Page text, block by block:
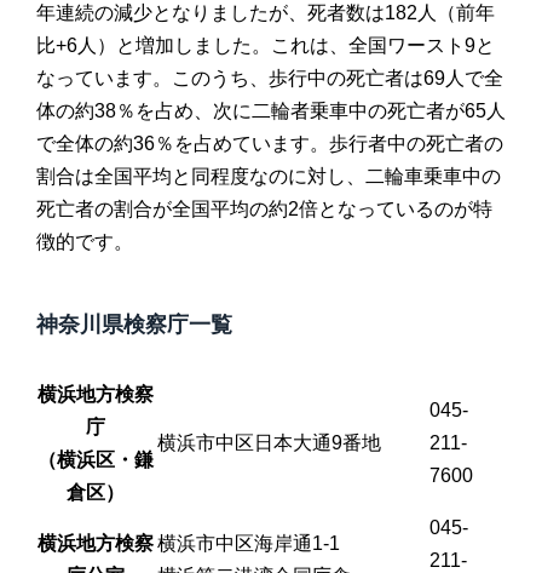
年連続の減少となりましたが、死者数は182人（前年
比+6人）と増加しました。これは、全国ワースト9と
なっています。このうち、歩行中の死亡者は69人で全
体の約38％を占め、次に二輪者乗車中の死亡者が65人
で全体の約36％を占めています。歩行者中の死亡者の
割合は全国平均と同程度なのに対し、二輪車乗車中の
死亡者の割合が全国平均の約2倍となっているのが特
徴的です。
神奈川県検察庁一覧
横浜地方検察
庁
（横浜区・鎌
倉区）
横浜市中区日本大通9番地
045-
211-
7600
横浜地方検察横浜市中区海岸通1-1
045-
211-